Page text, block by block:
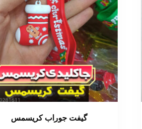
گیفت جوراب کریسمس